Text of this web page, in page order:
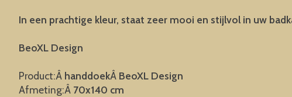
In een prachtige kleur, staat zeer mooi en stijlvol in uw
BeoXL Design
Product:Â handdoekÂ BeoXL Design
Afmeting:Â 70x140 cm